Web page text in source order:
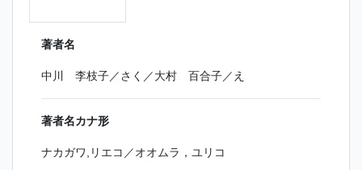
著者名
中川 李枝子／さく／大村 百合子／え
著者名カナ形
ナカガワ,リエコ／オオムラ，ユリコ